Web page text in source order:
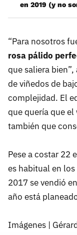
en 2019 (y no
“Para nosotros
rosa pálido
que saliera
de viñedos de
complejidad. El
que quería que
también que
Pese a costar 22
es habitual en
2017 se vendió
año está
Imágenes |